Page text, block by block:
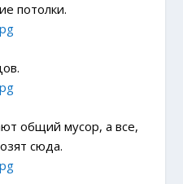
потолки.
общий мусор, а все,
сюда.